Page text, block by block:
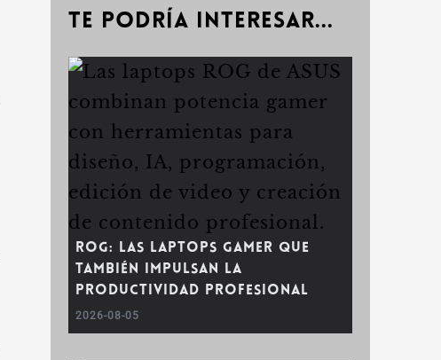
Te podría interesar...
ROG: las laptops gamer que
también impulsan la
productividad profesional
2026-08-05